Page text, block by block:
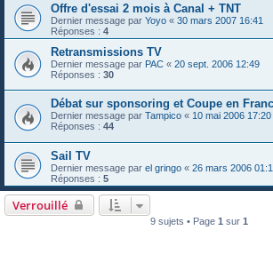
Offre d'essai 2 mois à Canal + TNT
Dernier message par Yoyo « 30 mars 2007 16:41
Réponses : 4
Retransmissions TV
Dernier message par PAC « 20 sept. 2006 12:49
Réponses : 30
Débat sur sponsoring et Coupe en
Dernier message par Tampico « 10 mai 2006 17:20
Réponses : 44
Sail TV
Dernier message par el gringo « 26 mars 2006
Réponses : 5
Verrouillé
9 sujets • Page 1 sur 1